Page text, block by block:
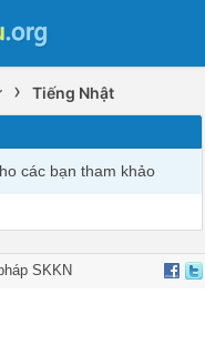
› Tiếng Nhật
các bạn tham khảo
SKKN